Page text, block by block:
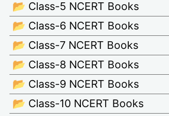
📂 Class-5 NCERT Books
📂 Class-6 NCERT Books
📂 Class-7 NCERT Books
📂 Class-8 NCERT Books
📂 Class-9 NCERT Books
📂 Class-10 NCERT Books